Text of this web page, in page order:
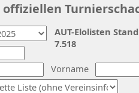
Vorname
AUT-Elolisten
7.518